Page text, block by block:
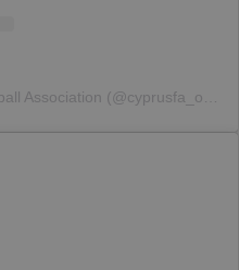
Association (@cyprusfa_official)